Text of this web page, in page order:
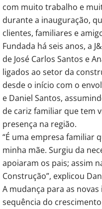
com muito trabalho e
durante a inauguração,
clientes, familiares e
Fundada há seis anos, a
de José Carlos Santos e
ligados ao setor da
desde o início com o
e Daniel Santos,
de cariz familiar que tem
presença na região.
“É uma empresa familiar
minha mãe. Surgiu da
apoiaram os pais; assim
Construção”, explicou
A mudança para as
sequência do